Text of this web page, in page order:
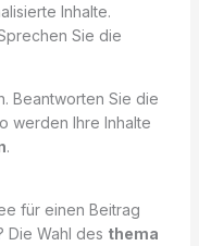
Inhalte.
Sie die
Beantworten Sie die
werden Ihre Inhalte
.
für einen Beitrag
Die Wahl des thema